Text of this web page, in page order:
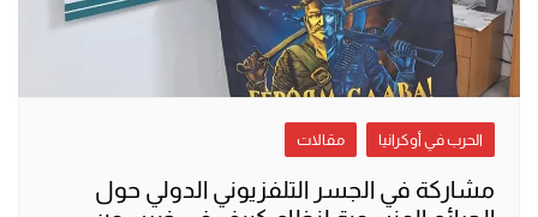
الحرب في أوكرانيا مقالات
مشاركة في الجسر التلفزيوني الدولي حول